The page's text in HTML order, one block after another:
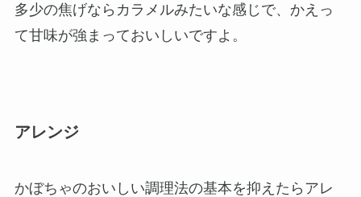
多少の焦げならカラメルみたいな感じで、かえっ
て甘味が強まっておいしいですよ。
アレンジ
かぼちゃのおいしい調理法の基本を抑えたらアレ